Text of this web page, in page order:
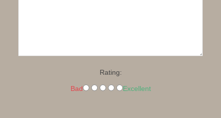
Rating:
Bad Excellent